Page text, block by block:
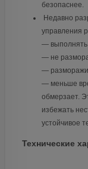
безопаснее.
Недавно
управления
— выполнять
— не
—
— меньше
обмерзает.
избежать
устойчивое
Технические